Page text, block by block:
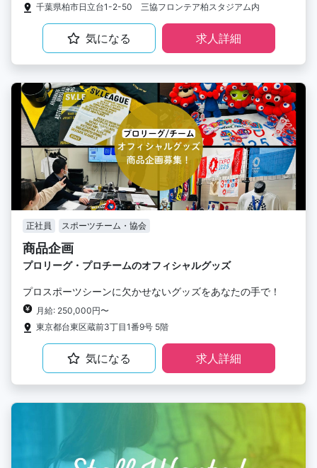
千葉県柏市日立台1-2-50 三協フロンテア柏スタジアム内
気になる 求人詳細
正社員 スポーツチーム・協会
商品企画
プロリーグ・プロチームのオフィシャルグッズ
プロスポーツシーンに欠かせないグッズをあなたの手で！
月給: 250,000円〜
東京都台東区蔵前3丁目1番9号 5階
気になる 求人詳細